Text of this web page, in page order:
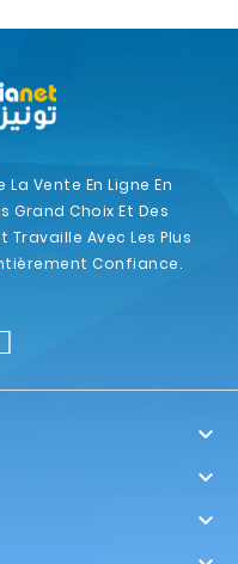
Vente En Ligne En
Grand Choix Et Des
Travaille Avec Les Plus
Confiance.


